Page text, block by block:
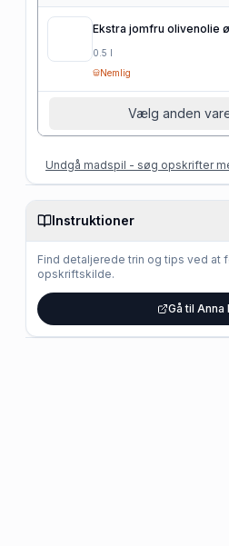
Ekstra jomfru olivenolie
0.5 l
Nemlig
Vælg anden
Undgå madspil - søg opskrifter
Instruktioner
Find detaljerede trin og tips ved at
opskriftskilde.
Gå til Anna